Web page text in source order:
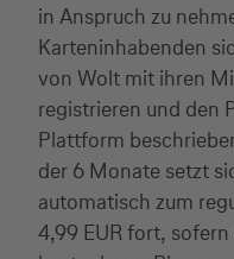
in Anspruch zu
Karteninhabenden
von Wolt mit ihren
registrieren und den
Plattform
der 6 Monate setzt
automatisch zum
4,99 EUR fort,